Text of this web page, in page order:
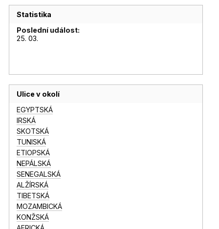
Statistika
Poslední událost:
25. 03.
Ulice v okolí
EGYPTSKÁ
IRSKÁ
SKOTSKÁ
TUNISKÁ
ETIOPSKÁ
NEPÁLSKÁ
SENEGALSKÁ
ALŽÍRSKÁ
TIBETSKÁ
MOZAMBICKÁ
KONŽSKÁ